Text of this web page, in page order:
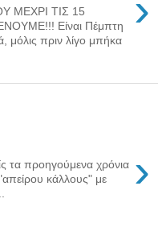
ΜΕΧΡΙ ΤΙΣ 15
Είναι Πέμπτη
πριν λίγο μπήκα
›
τα προηγούμενα χρόνια
κάλλους" με